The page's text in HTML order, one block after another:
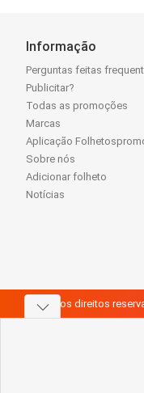
Informação
Perguntas feitas
Publicitar?
Todas as promoções
Marcas
Aplicação
Sobre nós
Adicionar folheto
Notícias
Todos os direitos